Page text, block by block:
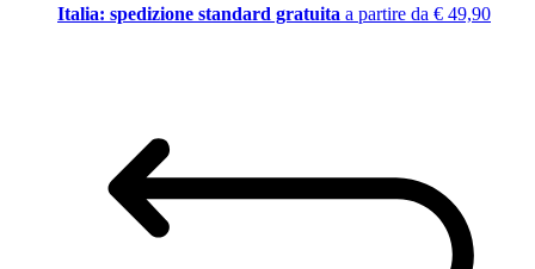
Italia: spedizione standard gratuita a partire da € 49,90